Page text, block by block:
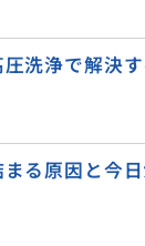
圧洗浄で解決
まる原因と今